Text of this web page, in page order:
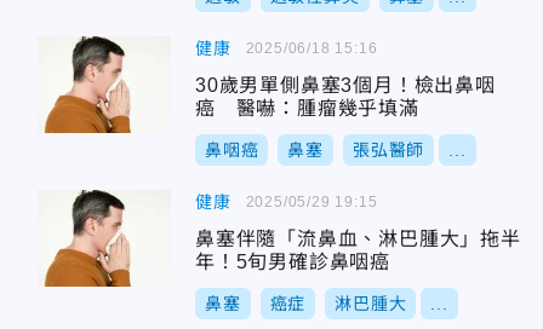
健康
30歲男單側鼻塞3個月！檢出鼻咽
癌 醫嚇：腫瘤幾乎填滿
鼻咽癌 鼻塞 張弘醫師
2025/06/18 15:16
健康
鼻塞伴隨「流鼻血、淋巴腫大」拖半
年！5旬男確診鼻咽癌
鼻塞 癌症 淋巴腫大
2025/05/29 19:15